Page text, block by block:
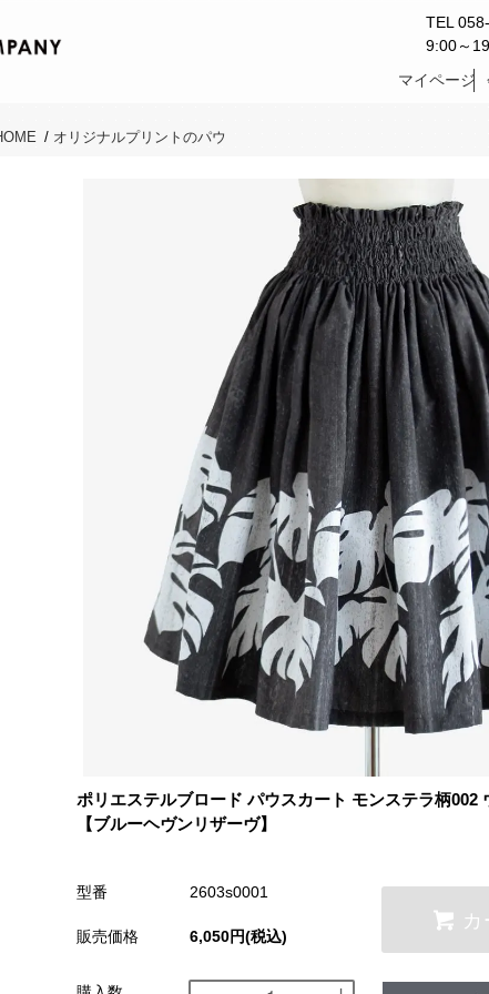
TEL
9:00～
マイページ
/ オリジナルプリントのパウ
ポリエステルブロード パウスカート モンステラ柄002
【ブルーヘヴンリザーヴ】
型番 2603s0001
販売価格 6,050円(税込)